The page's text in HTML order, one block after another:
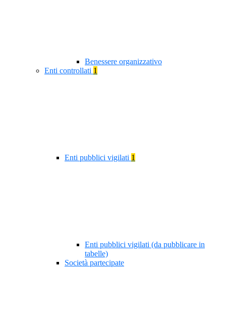
Benessere organizzativo
Enti controllati 1
Enti pubblici vigilati 1
Enti pubblici vigilati (da pubblicare in
tabelle)
Società partecipate